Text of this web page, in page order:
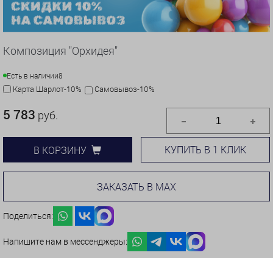
Композиция "Орхидея"
Есть в наличии8
Карта Шарлот-10% Самовывоз-10%
5 783 руб.
В КОРЗИНУ КУПИТЬ В 1 КЛИК
ЗАКАЗАТЬ В MAX
Поделиться:
Напишите нам в мессенджеры: